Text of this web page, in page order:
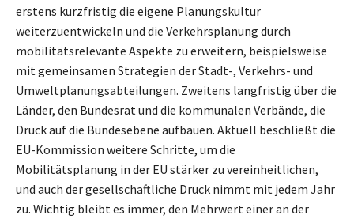
erstens kurzfristig die eigene Planungskultur
weiterzuentwickeln und die Verkehrsplanung durch
mobilitätsrelevante Aspekte zu erweitern, beispielsweise
mit gemeinsamen Strategien der Stadt-, Verkehrs- und
Umweltplanungsabteilungen. Zweitens langfristig über die
Länder, den Bundesrat und die kommunalen Verbände, die
Druck auf die Bundesebene aufbauen. Aktuell beschließt die
EU-Kommission weitere Schritte, um die
Mobilitätsplanung in der EU stärker zu vereinheitlichen,
und auch der gesellschaftliche Druck nimmt mit jedem Jahr
zu. Wichtig bleibt es immer, den Mehrwert einer an der